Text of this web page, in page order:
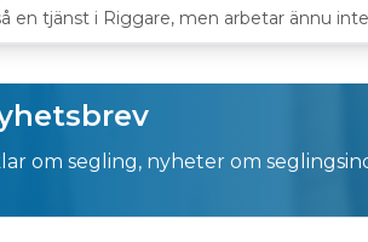
en tjänst i Riggare, men arbetar ännu
om segling, nyheter om